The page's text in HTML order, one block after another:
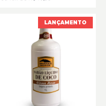
LANÇAMENTO